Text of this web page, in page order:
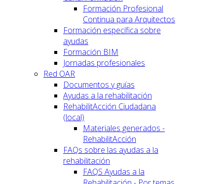
Formación Profesional
Continua para Arquitectos
Formación específica sobre
ayudas
Formación BIM
Jornadas profesionales
Red OAR
Documentos y guías
Ayudas a la rehabilitación
RehabilitAcción Ciudadana
(local)
Materiales generados -
RehabilitAcción
FAQs sobre las ayudas a la
rehabilitación
FAQS Ayudas a la